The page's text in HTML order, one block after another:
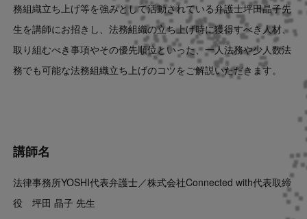
務組織立ち上げ等を強みとして活動されている弁護士坪田晶子先
生を講師にお招きし、法務組織の立ち上げ時に獲得すべき人材、
取り組むべき事項やその優先順位といった、一人法務や少人数法
務でも可能な法務組織立ち上げのコツをご解説いただきます。
講師名
法律事務所YOSHI代表弁護士／株式会社Connected with代表取締
役 坪田 晶子 先生